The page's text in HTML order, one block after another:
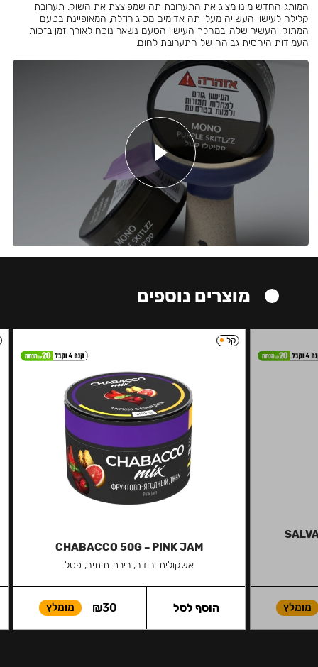
המותג החדש מונו מציג את התערובת תה שמפוצצת את השוק. תערובת
קלילה לעישון העשויה מעלי תה אדומים מסוג רוזלה, המאופיינת בטעם
המתוק והעשיר שלה. במהלך העישון הטעם נשאר נוכח לאורך זמן בזכות
העמידות היחסית גבוהה של התערובת לחום.
מוצרים נוספים
מומלץ
קל
CHABACCO 50G – PINK JAM
אשקולית ורודה, ריבת תותים, פטל
₪30 מומלץ הוסף לסל